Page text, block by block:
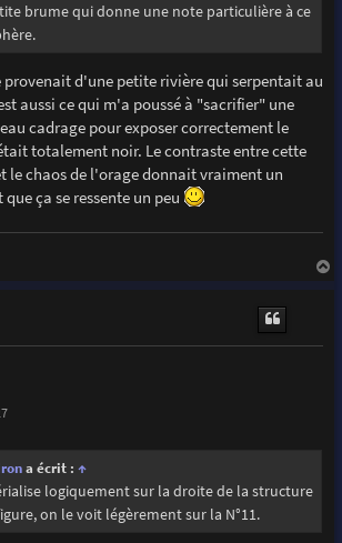
brume qui donne une note particulière à ce
provenait d'une petite rivière qui serpentait au
aussi ce qui m'a poussé à "sacrifier" une
cadrage pour exposer correctement le
totalement noir. Le contraste entre cette
le chaos de l'orage donnait vraiment un
ça se ressente un peu
a écrit : ↑
logiquement sur la droite de la structure
on le voit légèrement sur la N°11.